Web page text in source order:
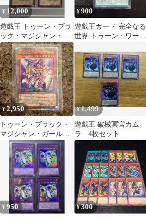
¥ 12,000
遊戯王 トゥーン・ブラ
ック・マジシャン・ガ
ール オバフレ2枚SET
¥900
遊戯王カード 完全なる
世界 トゥーン・ワール
¥2,950
トゥーン・ブラック・
マジシャン・ガール
25th 1枚
¥1,499
遊戯王 破械冥官カム
ラ 4枚セット
¥950 ¥300